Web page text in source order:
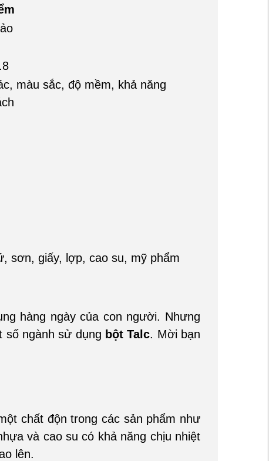
màu sắc, độ mềm, khả năng
sơn, giấy, lợp, cao su, mỹ phẩm
hàng ngày của con người. Nhưng
số ngành sử dụng bột Talc. Mời bạn
chất độn trong các sản phẩm như
và cao su có khả năng chịu nhiệt
lên.